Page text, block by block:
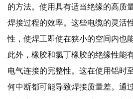
的方法。使用具有适当绝缘的高质
焊接过程的效率。这些电缆的灵活
性，使焊工即使在狭小的空间内也
此外，橡胶和氯丁橡胶的绝缘性能
电气连接的完整性。这在使用铝时
何中断都可能导致焊接质量差。通